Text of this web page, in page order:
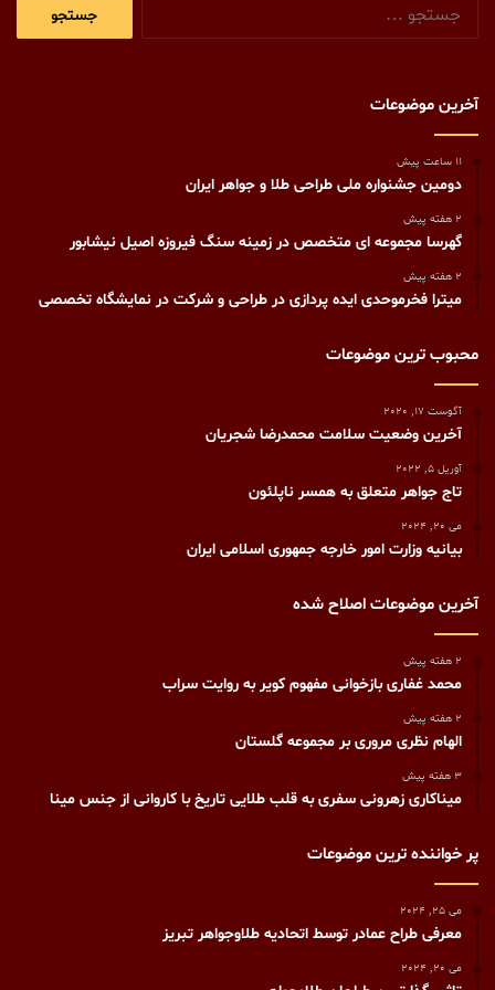
آخرین موضوعات
11 ساعت پیش
دومین جشنواره ملی طراحی طلا و جواهر ایران
2 هفته پیش
گهرسا مجموعه ای متخصص در زمینه سنگ فیروزه اصیل نیشابور
2 هفته پیش
میترا فخرموحدی ایده پردازی در طراحی و شرکت در نمایشگاه تخصصی
محبوب ترین موضوعات
آگوست 17, 2020
آخرین وضعیت سلامت محمدرضا شجریان
آوریل 5, 2022
تاج جواهر متعلق به همسر ناپلئون
می 20, 2024
بیانیه وزارت امور خارجه جمهوری اسلامی ایران
آخرین موضوعات اصلاح شده
2 هفته پیش
محمد غفاری بازخوانی مفهوم کویر به روایت سراب
2 هفته پیش
الهام نظری مروری بر مجموعه گلستان
3 هفته پیش
میناکاری زهرونی سفری به قلب طلایی تاریخ با کاروانی از جنس مینا
پر خواننده ترین موضوعات
می 25, 2024
معرفی طراح عمادر توسط اتحادیه طلاوجواهر تبریز
می 20, 2024